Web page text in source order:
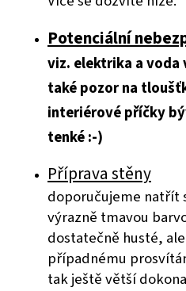
Potenciální
viz. elektrika a voda
také pozor na
interiérové příčky
tenké :-)
Příprava stěny
doporučujeme natřít
výrazně tmavou
dostatečně husté,
případnému
tak ještě větší